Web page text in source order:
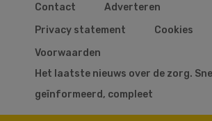
Contact
Adverteren
Privacy statement
Cookies
Voorwaarden
Het laatste nieuws over de zorg.
geïnformeerd, compleet